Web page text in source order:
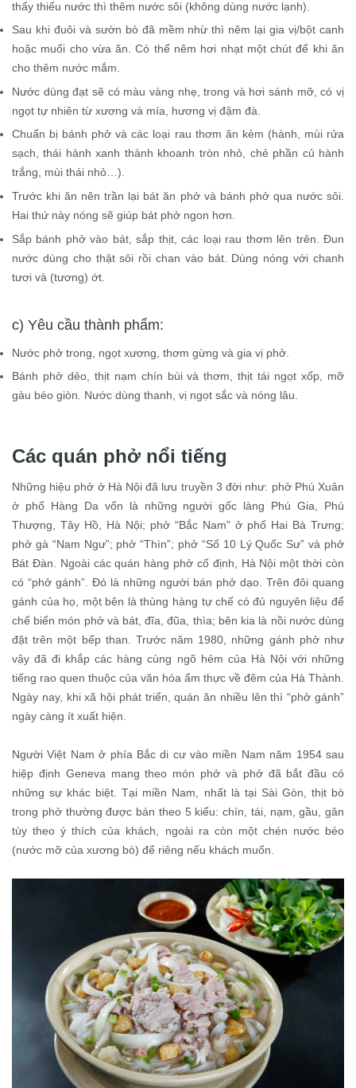
thấy thiếu nước thì thêm nước sôi (không dùng nước lạnh).
Sau khi đuôi và sườn bò đã mềm nhừ thì nêm lại gia vị/bột canh
hoặc muối cho vừa ăn. Có thể nêm hơi nhạt một chút để khi ăn
cho thêm nước mắm.
Nước dùng đạt sẽ có màu vàng nhẹ, trong và hơi sánh mỡ, có vị
ngọt tự nhiên từ xương và mía, hương vị đậm đà.
Chuẩn bị bánh phở và các loại rau thơm ăn kèm (hành, mùi rửa
sạch, thái hành xanh thành khoanh tròn nhỏ, chẻ phần củ hành
trắng, mùi thái nhỏ…).
Trước khi ăn nên trần lại bát ăn phở và bánh phở qua nước sôi.
Hai thứ này nóng sẽ giúp bát phở ngon hơn.
Sắp bánh phở vào bát, sắp thịt, các loại rau thơm lên trên. Đun
nước dùng cho thật sôi rồi chan vào bát. Dùng nóng với chanh
tươi và (tương) ớt.
c) Yêu cầu thành phẩm:
Nước phở trong, ngọt xương, thơm gừng và gia vị phở.
Bánh phở dẻo, thịt nạm chín bùi và thơm, thịt tái ngọt xốp, mỡ
gàu béo giòn. Nước dùng thanh, vị ngọt sắc và nóng lâu.
Các quán phở nổi tiếng
Những hiệu phở ở Hà Nội đã lưu truyền 3 đời như: phở Phú Xuân
ở phố Hàng Da vốn là những người gốc làng Phú Gia, Phú
Thượng, Tây Hồ, Hà Nội; phở “Bắc Nam” ở phố Hai Bà Trưng;
phở gà “Nam Ngư”; phở “Thìn”; phở “Số 10 Lý Quốc Sư” và phở
Bát Đàn. Ngoài các quán hàng phở cố định, Hà Nội một thời còn
có “phở gánh”. Đó là những người bán phở dạo. Trên đôi quang
gánh của họ, một bên là thùng hàng tự chế có đủ nguyên liệu để
chế biến món phở và bát, đĩa, đũa, thìa; bên kia là nồi nước dùng
đặt trên một bếp than. Trước năm 1980, những gánh phở như
vậy đã đi khắp các hàng cùng ngõ hẻm của Hà Nội với những
tiếng rao quen thuộc của văn hóa ẩm thực về đêm của Hà Thành.
Ngày nay, khi xã hội phát triển, quán ăn nhiều lên thì “phở gánh”
ngày càng ít xuất hiện.
Người Việt Nam ở phía Bắc di cư vào miền Nam năm 1954 sau
hiệp định Geneva mang theo món phở và phở đã bắt đầu có
những sự khác biệt. Tại miền Nam, nhất là tại Sài Gòn, thịt bò
trong phở thường được bán theo 5 kiểu: chín, tái, nạm, gầu, gân
tùy theo ý thích của khách, ngoài ra còn một chén nước béo
(nước mỡ của xương bò) để riêng nếu khách muốn.